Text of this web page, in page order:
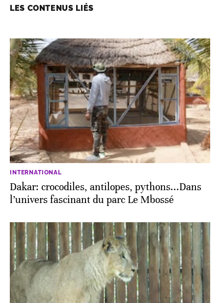
LES CONTENUS LIÉS
INTERNATIONAL
Dakar: crocodiles, antilopes, pythons...Dans
l’univers fascinant du parc Le Mbossé